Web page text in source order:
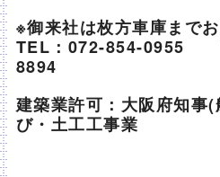
※御来社は枚方車庫までお
TEL：072-854-0955
8894
建築業許可：大阪府知
び・土工工事業